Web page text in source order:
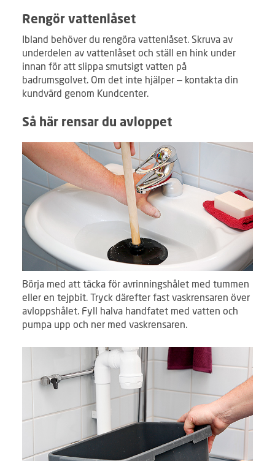
Rengör vattenlåset
Ibland behöver du rengöra vattenlåset. Skruva av
underdelen av vattenlåset och ställ en hink under
innan för att slippa smutsigt vatten på
badrumsgolvet. Om det inte hjälper – kontakta din
kundvärd genom Kundcenter.
Så här rensar du avloppet
Börja med att täcka för avrinningshålet med tummen
eller en tejpbit. Tryck därefter fast vaskrensaren över
avloppshålet. Fyll halva handfatet med vatten och
pumpa upp och ner med vaskrensaren.